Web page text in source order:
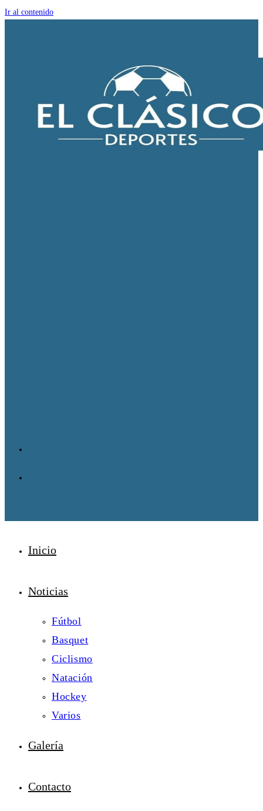
Ir al contenido
Inicio
Noticias
Fútbol
Basquet
Ciclismo
Natación
Hockey
Varios
Galería
Contacto